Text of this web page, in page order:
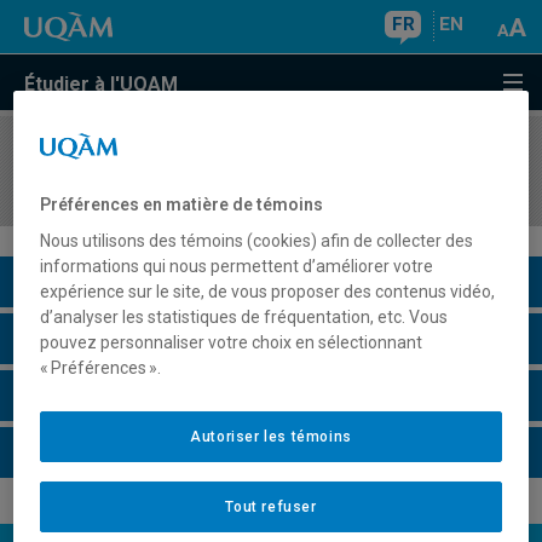
FR EN
Étudier à l'UQAM
COURS//
Description du cours
Horaire - Été 2026
Préférences en matière de témoins
Nous utilisons des témoins (cookies) afin de collecter des
informations qui nous permettent d’améliorer votre
expérience sur le site, de vous proposer des contenus vidéo,
d’analyser les statistiques de fréquentation, etc. Vous
pouvez personnaliser votre choix en sélectionnant
« Préférences ».
Tout refuser
Autoriser les témoins